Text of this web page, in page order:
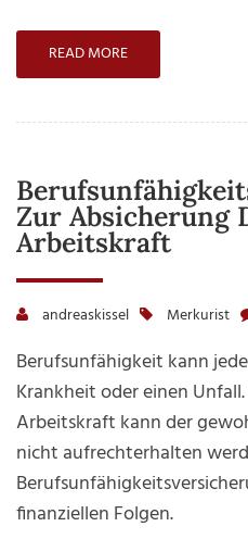
READ MORE
Zur Absicherung
Arbeitskraft
andreaskissel Merkurist
Berufsunfähigkeit kann
Krankheit oder einen
Arbeitskraft kann der
nicht aufrechterhalten
finanziellen Folgen.